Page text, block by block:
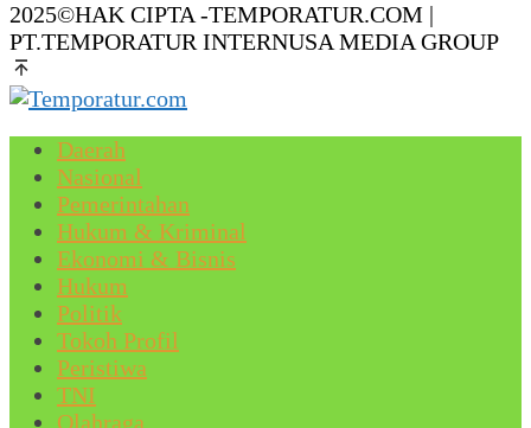
2025©HAK CIPTA -TEMPORATUR.COM |
PT.TEMPORATUR INTERNUSA MEDIA GROUP
Daerah
Nasional
Pemerintahan
Hukum & Kriminal
Ekonomi & Bisnis
Hukum
Politik
Tokoh Profil
Peristiwa
TNI
Olahraga